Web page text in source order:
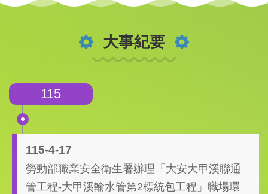
大事紀要
115
115-4-17
勞動部職業安全衛生署辦理「大安大甲溪聯通
管工程-大甲溪輸水管第2標統包工程」職場環